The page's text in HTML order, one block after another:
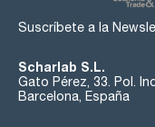
Suscríbete a la
Scharlab S.L.
Gato Pérez, 33. Pol.
Barcelona, España